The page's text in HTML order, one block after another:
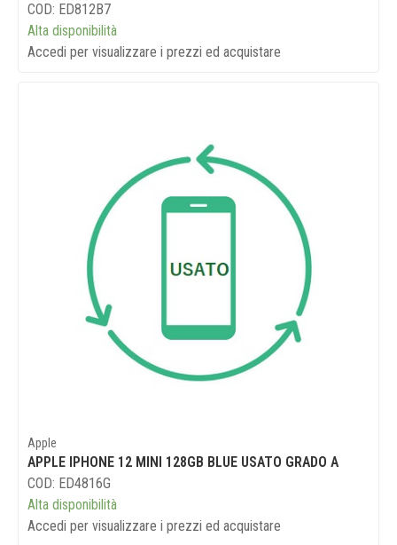
COD: ED812B7
Alta disponibilità
Accedi per visualizzare i prezzi ed acquistare
Apple
APPLE IPHONE 12 MINI 128GB BLUE USATO GRADO A
COD: ED4816G
Alta disponibilità
Accedi per visualizzare i prezzi ed acquistare